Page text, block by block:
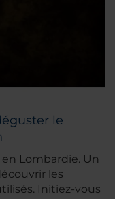
le
Lombardie. Un
les
Initiez-vous